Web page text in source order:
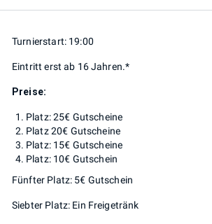
Turnierstart: 19:00
Eintritt erst ab 16 Jahren.*
Preise:
Platz: 25€ Gutscheine
Platz 20€ Gutscheine
Platz: 15€ Gutscheine
Platz: 10€ Gutschein
Fünfter Platz: 5€ Gutschein
Siebter Platz: Ein Freigetränk